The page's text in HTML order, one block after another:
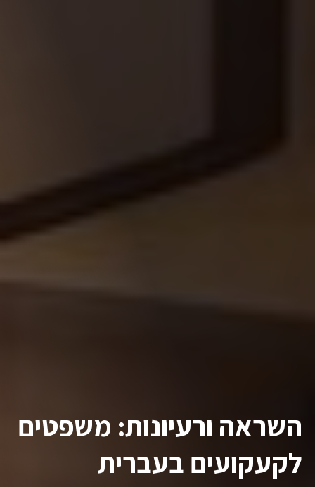
השראה ורעיונות: משפטים
לקעקועים בעברית